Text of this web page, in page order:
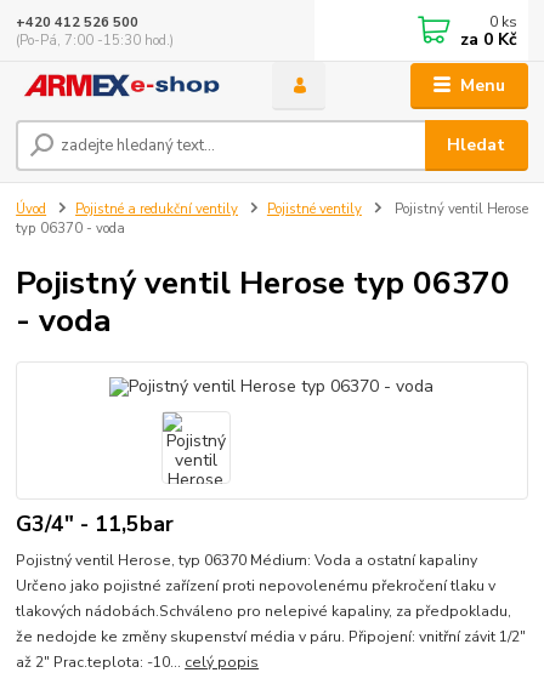
Menu
Hledat
+420 412 526 500
(Po-Pá, 7:00 -15:30 hod.)
0 ks
za 0 Kč
Úvod Pojistné a redukční ventily Pojistné ventily
Pojistný ventil Herose
typ 06370 - voda
Pojistný ventil Herose typ 06370
- voda
G3/4" - 11,5bar
Pojistný ventil Herose, typ 06370 Médium: Voda a ostatní kapaliny
Určeno jako pojistné zařízení proti nepovolenému překročení tlaku v
tlakových nádobách.Schváleno pro nelepivé kapaliny, za předpokladu,
že nedojde ke změny skupenství média v páru. Připojení: vnitřní závit 1/2"
až 2" Prac.teplota: -10... celý popis